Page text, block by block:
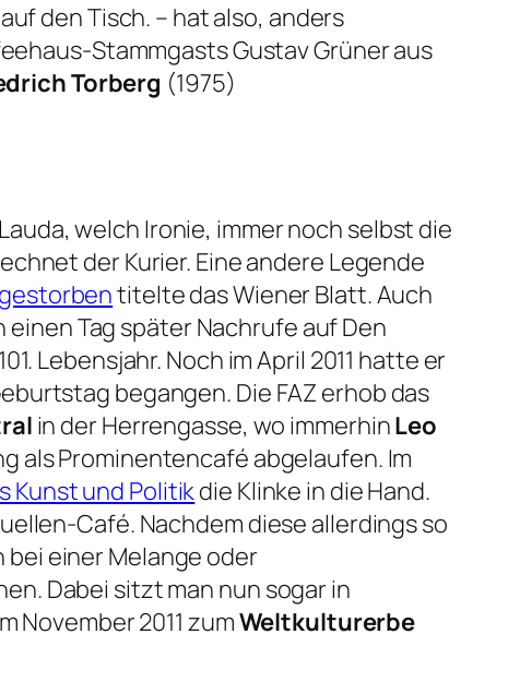
den Tisch. – hat also, anders
Stammgasts Gustav Grüner aus
Torberg (1975)
welch Ironie, immer noch selbst die
der Kurier. Eine andere Legende
titelte das Wiener Blatt. Auch
Tag später Nachrufe auf Den
Lebensjahr. Noch im April 2011 hatte er
begangen. Die FAZ erhob das
in der Herrengasse, wo immerhinLeo
als Prominentencafé abgelaufen. Im
Kunst und Politikdie Klinke in die Hand.
Café. Nachdem diese allerdings so
einer Melange oder
Dabei sitzt man nun sogar in
November 2011 zumWeltkulturerbe